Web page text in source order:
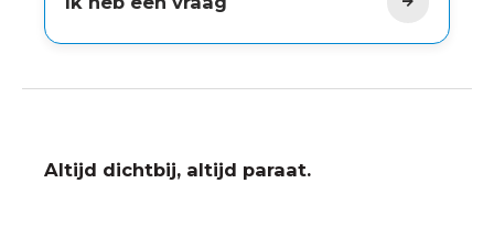
Altijd dichtbij, altijd paraat.